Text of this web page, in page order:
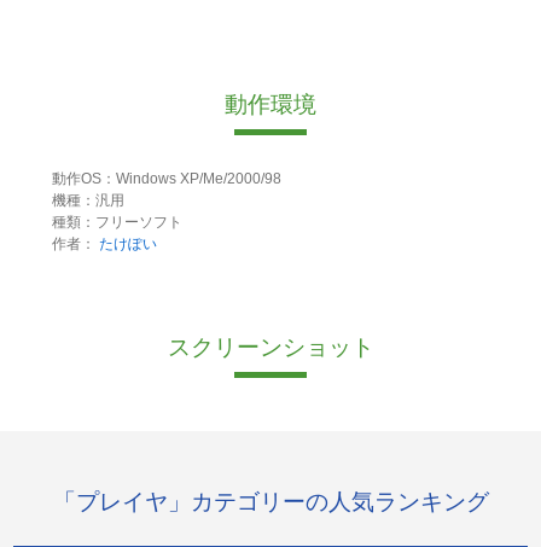
動作環境
動作OS：Windows XP/Me/2000/98
機種：汎用
種類：フリーソフト
作者： たけぽい
スクリーンショット
「プレイヤ」カテゴリーの人気ランキング